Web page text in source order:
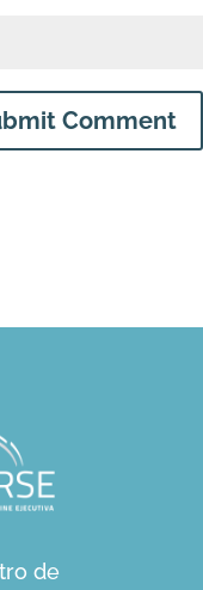
Comment
de